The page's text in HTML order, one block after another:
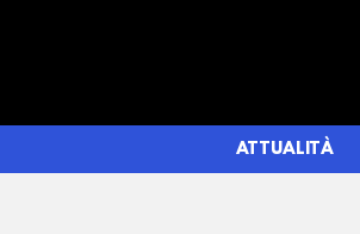
ATTUALITÀ